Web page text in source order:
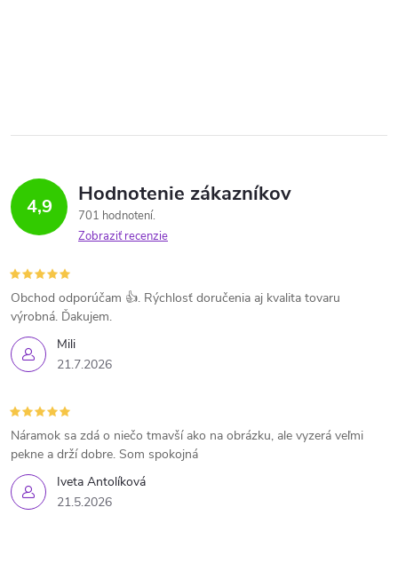
4,9 Hodnotenie zákazníkov
701 hodnotení
Zobraziť recenzie
Mili
21.7.2026
Obchod odporúčam 👍. Rýchlosť doručenia aj kvalita tovaru
výrobná. Ďakujem.
Iveta Antolíková
21.5.2026
Náramok sa zdá o niečo tmavší ako na obrázku, ale vyzerá veľmi
pekne a drží dobre. Som spokojná